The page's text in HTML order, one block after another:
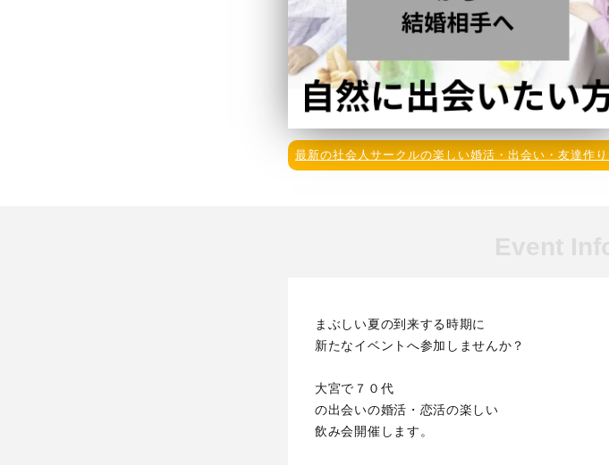
最新の社会人サークルの楽しい婚活・出会い・友達作
まぶしい夏の到来する時期に
新たなイベントへ参加しませんか？
大宮で７０代
の出会いの婚活・恋活の楽しい
飲み会開催します。